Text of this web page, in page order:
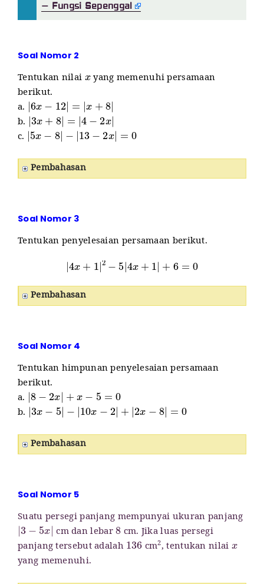
– Fungsi Sepenggal
Soal Nomor 2
Tentukan nilai yang memenuhi persamaan
berikut.
a. |6x−12| x |
b. |3x + 8|= |4−2 x|
c. |5x −8 |− |13−2 |=0
Pembahasan
Soal Nomor 3
Tentukan penyelesaian persamaan berikut.
| 4 +1 −5|4 x +1| + 6=0
Pembahasan
Soal Nomor 4
Tentukan himpunan penyelesaian persamaan
berikut.
a. |8−2x + x
b. |3x−5|−|10x− 2|+|2x −8
Pembahasan
Soal Nomor 5
Suatu persegi panjang mempunyai ukuran panjang
|3−5x| cm dan lebar8cm. Jika luas persegi
panjang tersebut adalah136cm2, tentukan nilai
yang memenuhi.